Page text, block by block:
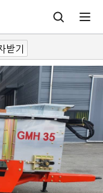
받기